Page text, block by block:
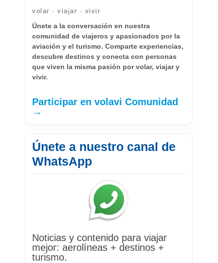
volar · viajar · vivir
Únete a la conversación en nuestra
comunidad de viajeros y apasionados por la
aviación y el turismo. Comparte experiencias,
descubre destinos y conecta con personas
que viven la misma pasión por volar, viajar y
vivir.
Participar en volavi Comunidad
→
Únete a nuestro canal de
WhatsApp
Noticias y contenido para viajar
mejor: aerolíneas + destinos +
turismo.